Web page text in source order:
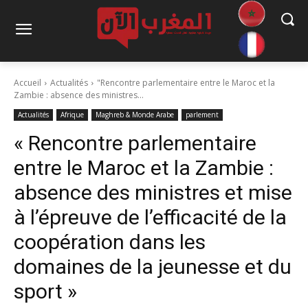
Accueil Actualités
"Rencontre parlementaire entre le Maroc et la
Zambie : absence des ministres...
Actualités Afrique Maghreb & Monde Arabe parlement
« Rencontre parlementaire
entre le Maroc et la Zambie :
absence des ministres et mise
à l’épreuve de l’efficacité de la
coopération dans les
domaines de la jeunesse et du
sport »